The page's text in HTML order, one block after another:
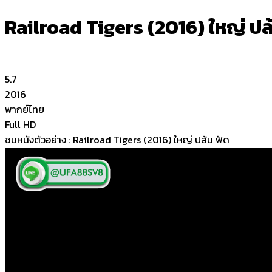
Railroad Tigers (2016) ใหญ่ ป
5.7
2016
พากย์ไทย
Full HD
ชมหนังตัวอย่าง : Railroad Tigers (2016) ใหญ่ ปล้น ฟัด